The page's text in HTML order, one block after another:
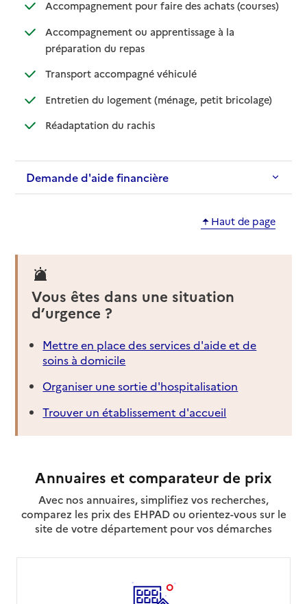
Accompagnement pour faire des achats (courses)
:
: non
Accompagnement ou apprentissage à la
préparation du repas: disponible
: non disponible
Transport accompagné véhiculé: disponible
: non disponible
Entretien du logement (ménage, petit bricolage): disponible
: non
Réadaptation du rachis: disponible
: non disponible
Demande d'aide financière
Haut de page
Vous êtes dans une situation
d’urgence ?
Mettre en place des services d'aide et de
soins à domicile
Organiser une sortie d'hospitalisation
Trouver un établissement d'accueil
Annuaires et comparateur de prix
Avec nos annuaires, simplifiez vos recherches,
comparez les prix des EHPAD ou orientez-vous sur le
site de votre département pour vos démarches